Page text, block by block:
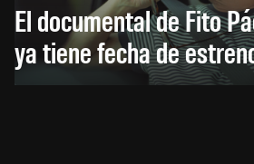
El documental de Fito
ya tiene fecha de